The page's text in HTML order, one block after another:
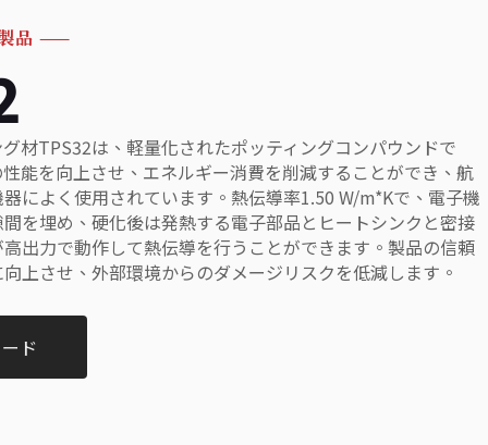
品 ——
材TPS32は、軽量化されたポッティングコンパウンドで
能を向上させ、エネルギー消費を削減することができ、航
によく使用されています。熱伝導率1.50 W/m*Kで、電子機
を埋め、硬化後は発熱する電子部品とヒートシンクと密接
出力で動作して熱伝導を行うことができます。製品の信頼
上させ、外部環境からのダメージリスクを低減します。
ド